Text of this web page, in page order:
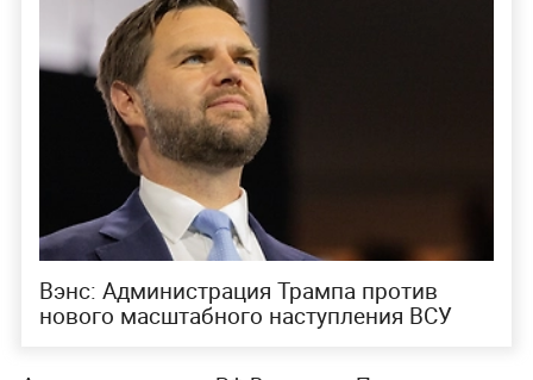
Вэнс: Администрация Трампа против
нового масштабного наступления ВСУ